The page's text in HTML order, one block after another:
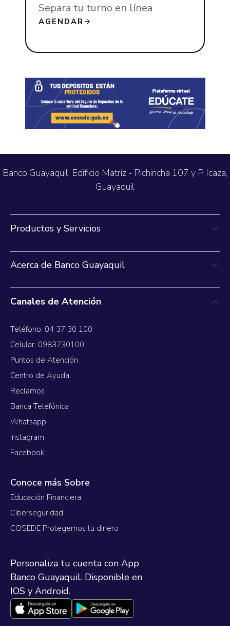
Separa tu turno en línea
AGENDAR
Banco Guayaquil, Edificio Matriz - Pichincha 107 y P Icaza,
Guayaquil
Productos y Servicios
Acerca de Banco Guayaquil
Canales de Atención
Teléfono: 04 37 30 100
Celular: 0983730100
Puntos de Atención
Centro de Ayuda
Reclamos
Banca Telefónica
Whatsapp
Instagram
Facebook
Conoce más Sobre
Educación Financiera
Ciberseguridad
COSEDE Protegemos tu dinero
Personaliza tu cuenta con App
Banco Guayaquil. Disponible en
IOS y Android.